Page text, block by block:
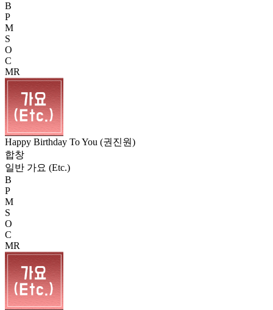
B
P
M
S
O
C
MR
Happy Birthday To You (권진원)
합창
일반 가요 (Etc.)
B
P
M
S
O
C
MR